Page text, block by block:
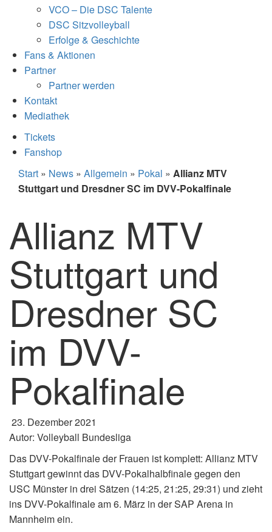
VCO – Die DSC Talente
DSC Sitzvolleyball
Erfolge & Geschichte
Fans & Aktionen
Partner
Partner werden
Kontakt
Mediathek
Tickets
Fanshop
Start » News » Allgemein » Pokal » Allianz MTV
Stuttgart und Dresdner SC im DVV-Pokalfinale
Allianz MTV
Stuttgart und
Dresdner SC
im DVV-
Pokalfinale
23. Dezember 2021
Autor: Volleyball Bundesliga
Das DVV-Pokalfinale der Frauen ist komplett: Allianz MTV
Stuttgart gewinnt das DVV-Pokalhalbfinale gegen den
USC Münster in drei Sätzen (14:25, 21:25, 29:31) und zieht
ins DVV-Pokalfinale am 6. März in der SAP Arena in
Mannheim ein.